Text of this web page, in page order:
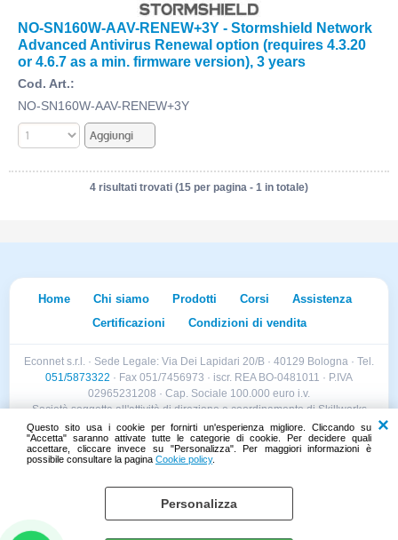
Questo sito usa i cookie per fornirti un'esperienza migliore. Cliccando su
"Accetta" saranno attivate tutte le categorie di cookie. Per decidere quali
accettare, cliccare invece su "Personalizza". Per maggiori informazioni è
possibile consultare la pagina Cookie policy.
Personalizza
NO-SN160W-AAV-RENEW+3Y - Stormshield Network
Advanced Antivirus Renewal option (requires 4.3.20
or 4.6.7 as a min. firmware version), 3 years
Cod. Art.:
NO-SN160W-AAV-RENEW+3Y
4 risultati trovati (15 per pagina - 1 in totale)
Home Chi siamo Prodotti Corsi
Assistenza
Certificazioni
Condizioni di vendita
Econnet s.r.l. · Sede Legale: Via Dei Lapidari 20/B · 40129 Bologna · Tel.
051/5873322 · Fax 051/7456973 · iscr. REA BO-0481011 · P.IVA
02965231208 · Cap. Sociale 100.000 euro i.v.
Società soggetta all'attività di direzione e coordinamento di Skillworks
Holding s.r.l. · Sede Legale: Via Vittorio Emanuele II 28 · Roncadelle (BS)
- C.F. 04151440981
Cookie policy Preferenze cookie